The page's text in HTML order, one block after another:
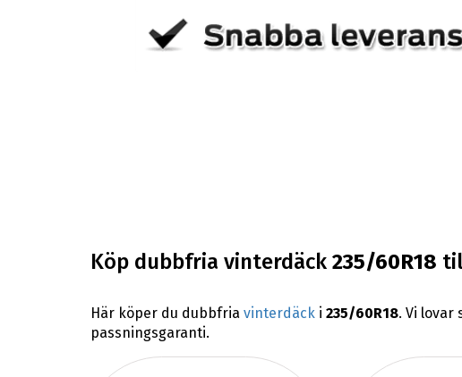
Köp dubbfria vinterdäck 235/60R18
Här köper du dubbfria vinterdäcki 235/60R18. Vi lovar
passningsgaranti.